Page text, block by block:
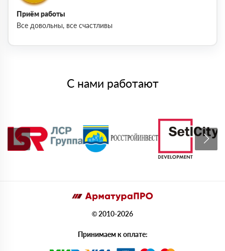
Приём работы
Все довольны, все счастливы
С нами работают
© 2010-2026
Принимаем к оплате: